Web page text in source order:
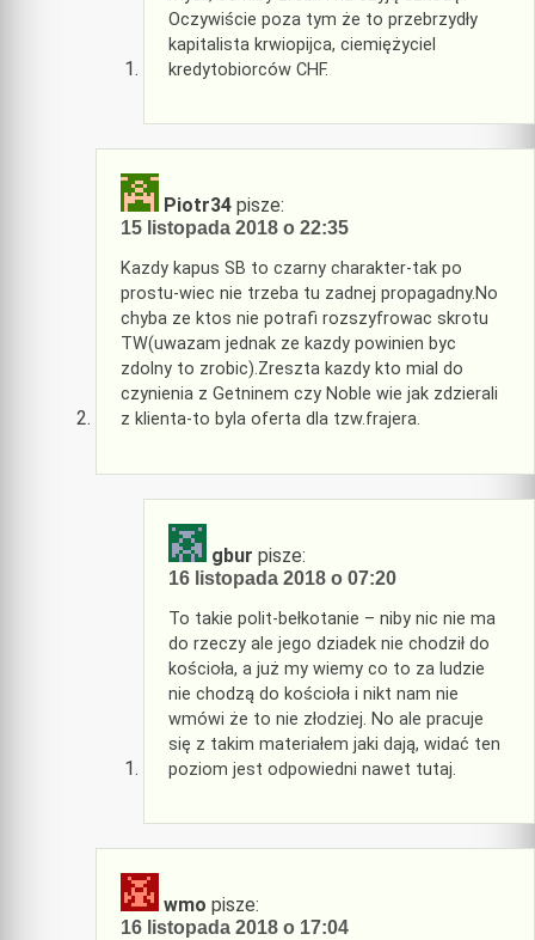
Oczywiście poza tym że to przebrzydły
kapitalista krwiopijca, ciemiężyciel
kredytobiorców CHF.
Piotr34 pisze:
15 listopada 2018 o 22:35
Kazdy kapus SB to czarny charakter-tak po
prostu-wiec nie trzeba tu zadnej propagadny.No
chyba ze ktos nie potrafi rozszyfrowac skrotu
TW(uwazam jednak ze kazdy powinien byc
zdolny to zrobic).Zreszta kazdy kto mial do
czynienia z Getninem czy Noble wie jak zdzierali
z klienta-to byla oferta dla tzw.frajera.
gbur pisze:
16 listopada 2018 o 07:20
To takie polit-bełkotanie – niby nic nie ma
do rzeczy ale jego dziadek nie chodził do
kościoła, a już my wiemy co to za ludzie
nie chodzą do kościoła i nikt nam nie
wmówi że to nie złodziej. No ale pracuje
się z takim materiałem jaki dają, widać ten
poziom jest odpowiedni nawet tutaj.
wmo pisze:
16 listopada 2018 o 17:04